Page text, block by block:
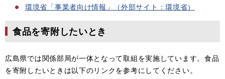
環境省「事業者向け情報」（外部サイト：環境省）
食品を寄附したいとき
広島県では関係部局が一体となって取組を実施しています。食品
を寄附したいときは以下のリンクを参考にしてください。